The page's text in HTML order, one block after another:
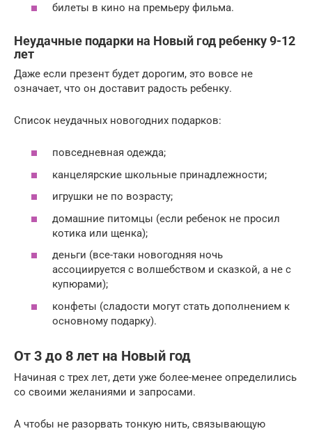
билеты в кино на премьеру фильма.
Неудачные подарки на Новый год ребенку 9-12
лет
Даже если презент будет дорогим, это вовсе не
означает, что он доставит радость ребенку.
Список неудачных новогодних подарков:
повседневная одежда;
канцелярские школьные принадлежности;
игрушки не по возрасту;
домашние питомцы (если ребенок не просил
котика или щенка);
деньги (все-таки новогодняя ночь
ассоциируется с волшебством и сказкой, а не с
купюрами);
конфеты (сладости могут стать дополнением к
основному подарку).
От 3 до 8 лет на Новый год
Начиная с трех лет, дети уже более-менее определились
со своими желаниями и запросами.
А чтобы не разорвать тонкую нить, связывающую